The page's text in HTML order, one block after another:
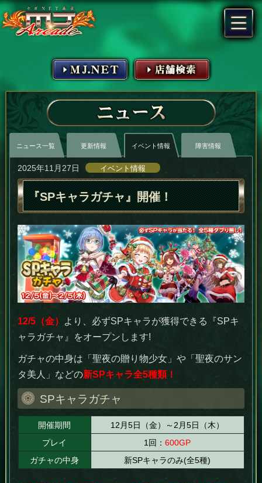
MJ.NET
ニュース
ニュース一覧 更新情報 イベント情報 障害情報
2025年11月27日 イベント情報
『SPキャラガチャ』開催！
12/5（金）
より、必ずSPキャラが獲得できる『SPキ
ャラガチャ』をオープンします!
ガチャの中身は「聖夜の贈り物少女」や「聖夜のサン
タ美人」などの新SPキャラ全5種類！
SPキャラガチャ
開催期間
12月5日（金）～2月5日（木）
プレイ
1回： 600GP
ガチャの中身
新SPキャラのみ(全5種)